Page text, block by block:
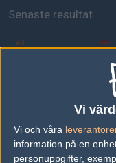
Vi
Vi och våra
information på en
personuppgifter,
Senaste resultat
vs.
Följ oss i social media
Följ oss på Facebook
Följ oss på Twitter